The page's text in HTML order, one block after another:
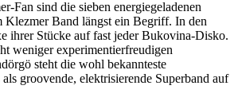
Fan sind die sieben energiegeladenen
Klezmer Band längst ein Begriff. In den
ihrer Stücke auf fast jeder Bukovina-Disko.
weniger experimentierfreudigen
steht die wohl bekannteste
groovende, elektrisierende Superband auf